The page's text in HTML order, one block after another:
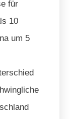
für
10
um 5